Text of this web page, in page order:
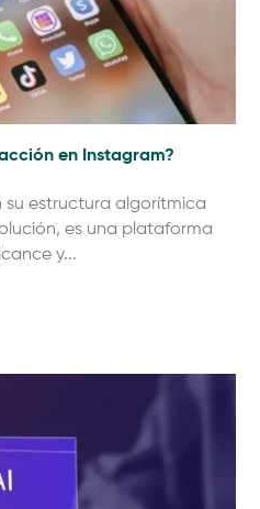
en Instagram?
su estructura algorítmica
es una plataforma
y...